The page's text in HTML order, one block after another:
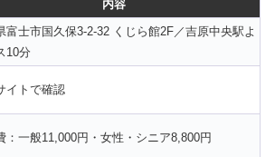
内容
富士市国久保3-2-32 くじら館2F／吉原中央駅よ
10分
イトで確認
：一般11,000円・女性・シニア8,800円